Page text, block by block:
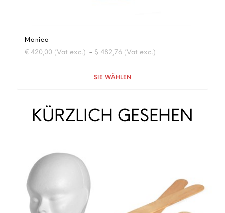
Monica
€ 420,00 (Vat exc.) - $ 482,76 (Vat exc.)
Quantità
SIE WÄHLEN
KÜRZLICH GESEHEN